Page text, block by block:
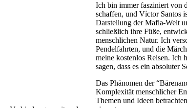
Ich bin immer fasziniert von
schaffen, und Víctor Santos
Darstellung der Mafia-Welt
schließlich ihre Füße,
menschlichen Natur. Ich
Pendelfahrten, und die
meine kostenlos Reisen. Ich
sagen, dass es ein absoluter
Das Phänomen der
Komplexität menschlicher
Themen und Ideen